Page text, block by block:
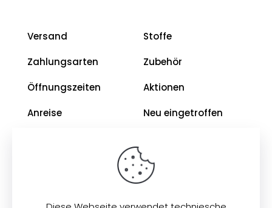
Versand
Zahlungsarten
Öffnungszeiten
Anreise
Stoffe
Zubehör
Aktionen
Neu eingetroffen